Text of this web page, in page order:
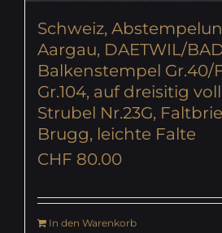
Schweiz,
Aargau, DAETWIL/
Balkenstempel
Gr.104, auf dreisitig
Strubel Nr.23G,
Brugg, leichte Falte
CHF 80.00
In den Warenkorb